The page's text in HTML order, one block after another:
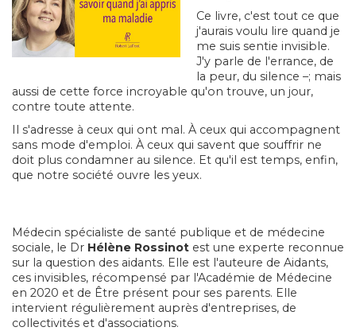
Ce livre, c'est tout ce que
j'aurais voulu lire quand je
me suis sentie invisible.
J'y parle de l'errance, de
la peur, du silence –; mais
aussi de cette force incroyable qu'on trouve, un jour,
contre toute attente.
Il s'adresse à ceux qui ont mal. À ceux qui accompagnent
sans mode d'emploi. À ceux qui savent que souffrir ne
doit plus condamner au silence. Et qu'il est temps, enfin,
que notre société ouvre les yeux.
Médecin spécialiste de santé publique et de médecine
sociale, le Dr Hélène Rossinot est une experte reconnue
sur la question des aidants. Elle est l'auteure de Aidants,
ces invisibles, récompensé par l'Académie de Médecine
en 2020 et de Être présent pour ses parents. Elle
intervient régulièrement auprès d'entreprises, de
collectivités et d'associations.